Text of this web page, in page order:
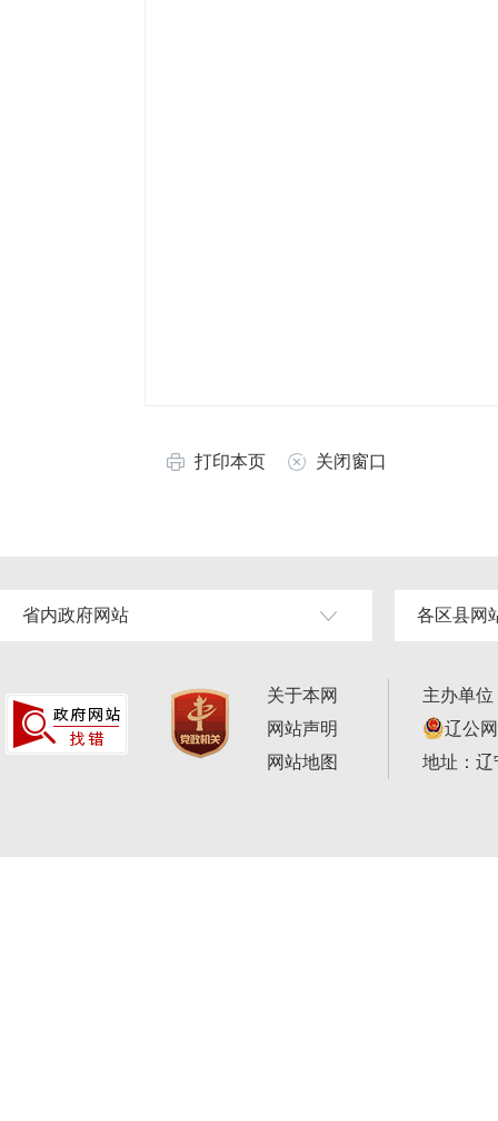
打印本页 关闭窗口
省内政府网站 各区县网
关于本网
网站声明
网站地图
主办单
辽公
地址：辽